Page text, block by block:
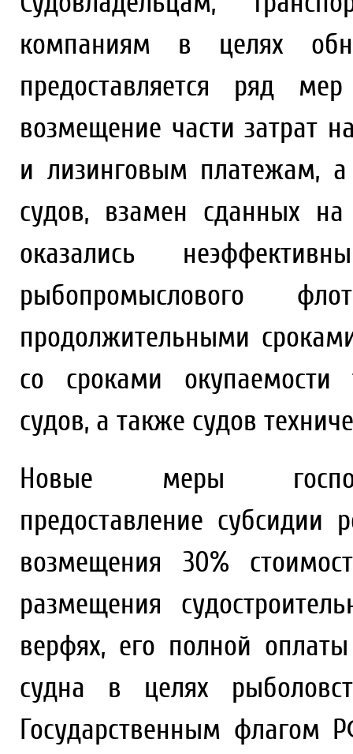
компаниям в целях
предоставляется ряд
возмещение части затрат
и лизинговым платежам, а
судов, взамен сданных
оказались
продолжительными
со сроками окупаемости
судов, а также судов
Новые меры
предоставление субсидии
возмещения 30%
размещения
верфях, его полной
судна в целях
Государственным флагом